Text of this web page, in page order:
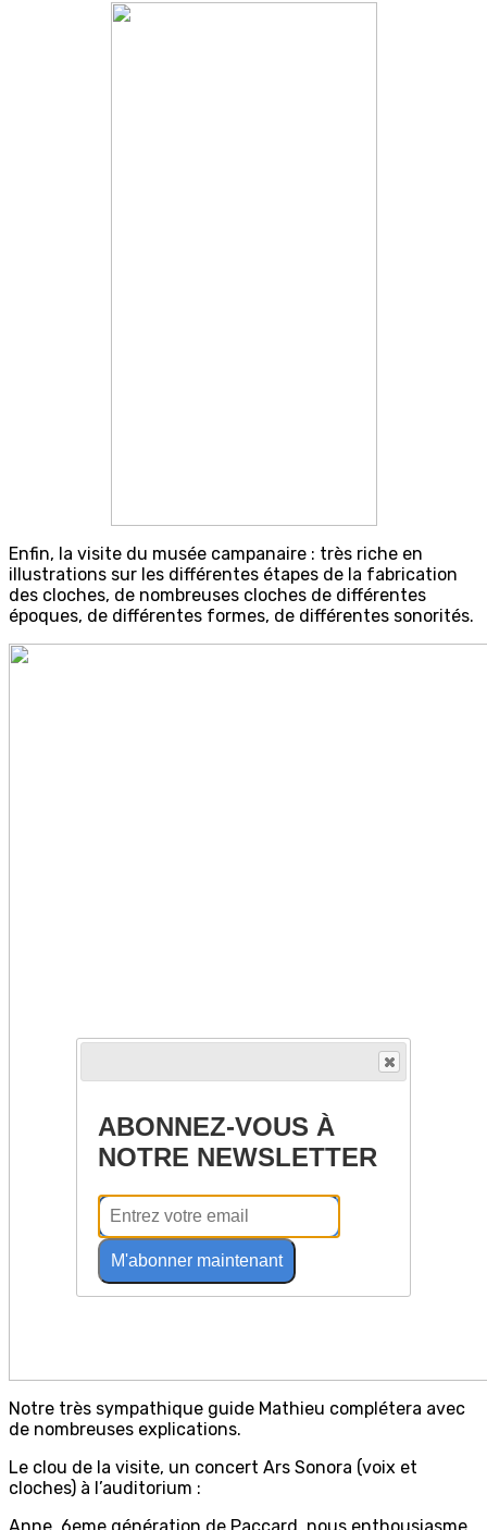
Enfin, la visite du musée campanaire : très riche en
illustrations sur les différentes étapes de la fabrication
des cloches, de nombreuses cloches de différentes
époques, de différentes formes, de différentes sonorités.
Notre très sympathique guide Mathieu complétera avec
de nombreuses explications.
Le clou de la visite, un concert Ars Sonora (voix et
cloches) à l’auditorium :
ABONNEZ-VOUS À
NOTRE NEWSLETTER
M'abonner maintenant